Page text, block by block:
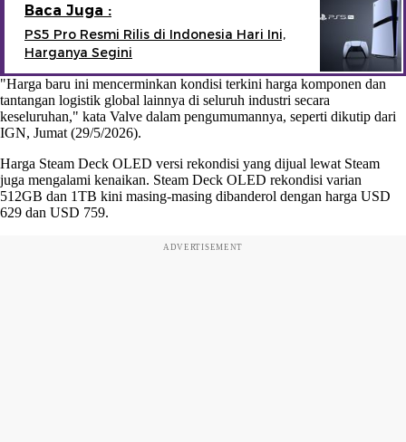
Baca Juga :
PS5 Pro Resmi Rilis di Indonesia Hari Ini,
Harganya Segini
"Harga baru ini mencerminkan kondisi terkini harga komponen dan
tantangan logistik global lainnya di seluruh industri secara
keseluruhan," kata Valve dalam pengumumannya, seperti dikutip dari
IGN, Jumat (29/5/2026).
Harga Steam Deck OLED versi rekondisi yang dijual lewat Steam
juga mengalami kenaikan. Steam Deck OLED rekondisi varian
512GB dan 1TB kini masing-masing dibanderol dengan harga USD
629 dan USD 759.
ADVERTISEMENT